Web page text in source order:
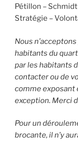
Pétillon –
Stratégie –
Nous
habitants du
par les habitants
contacter ou de
comme exposant
exception. Merci
Pour un
brocante, il n’y